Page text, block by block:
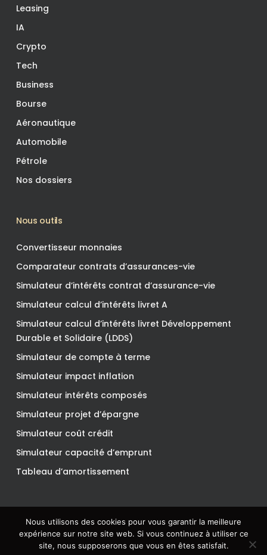
Leasing
IA
Crypto
Tech
Business
Bourse
Aéronautique
Automobile
Pétrole
Nos dossiers
Nous outils
Convertisseur monnaies
Comparateur contrats d’assurances-vie
Simulateur d’intérêts contrat d’assurance-vie
Simulateur calcul d’intérêts livret A
Simulateur calcul d’intérêts livret Développement
Durable et Solidaire (LDDS)
Simulateur de compte à terme
Simulateur impact inflation
Simulateur intérêts composés
Simulateur projet d’épargne
Simulateur coût crédit
Simulateur capacité d’emprunt
Tableau d’amortissement
© 2026 Finnewz.
Nous utilisons des cookies pour vous garantir la meilleure
expérience sur notre site web. Si vous continuez à utiliser ce
site, nous supposerons que vous en êtes satisfait.